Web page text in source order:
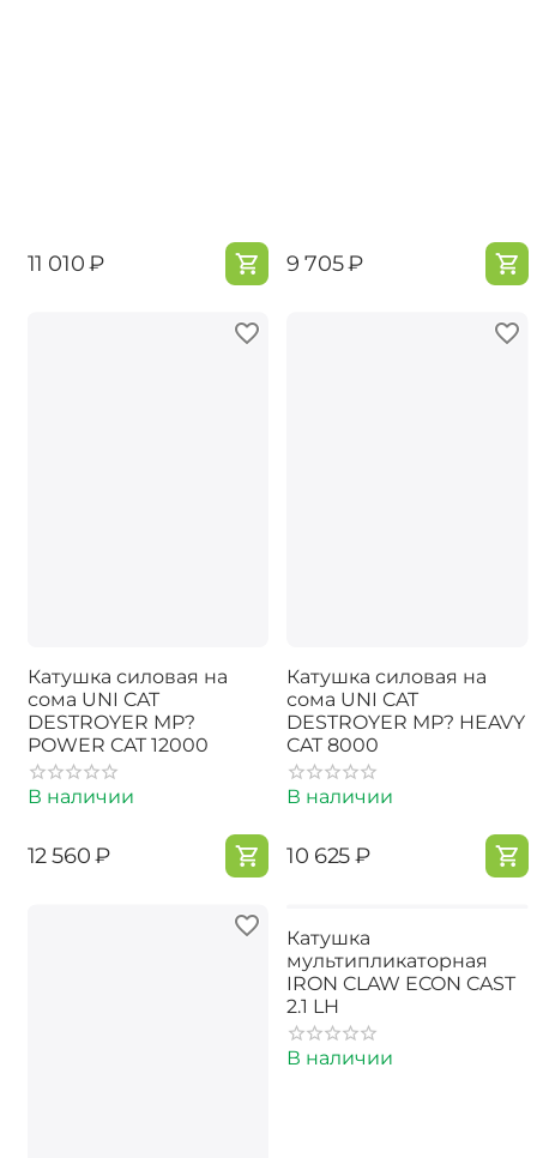
‍11 010‍₽ ‍9 705‍₽
Катушка силовая на
сома UNI CAT
DESTROYER MP?
POWER CAT 12000
В наличии
‍12 560‍₽
Катушка силовая на
сома UNI CAT
DESTROYER MP? HEAVY
CAT 8000
В наличии
‍10 625‍₽
Катушка
мультипликаторная
IRON CLAW ECON CAST
2.1 LH
В наличии